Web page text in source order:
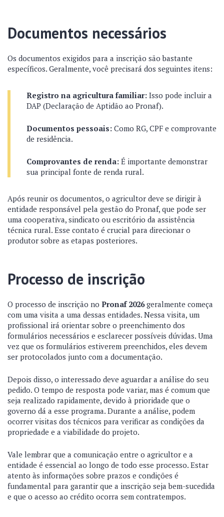
Documentos necessários
Os documentos exigidos para a inscrição são bastante
específicos. Geralmente, você precisará dos seguintes itens:
Registro na agricultura familiar: Isso pode incluir a
DAP (Declaração de Aptidão ao Pronaf).
Documentos pessoais: Como RG, CPF e comprovante
de residência.
Comprovantes de renda: É importante demonstrar
sua principal fonte de renda rural.
Após reunir os documentos, o agricultor deve se dirigir à
entidade responsável pela gestão do Pronaf, que pode ser
uma cooperativa, sindicato ou escritório da assistência
técnica rural. Esse contato é crucial para direcionar o
produtor sobre as etapas posteriores.
Processo de inscrição
O processo de inscrição no Pronaf 2026geralmente começa
com uma visita a uma dessas entidades. Nessa visita, um
profissional irá orientar sobre o preenchimento dos
formulários necessários e esclarecer possíveis dúvidas. Uma
vez que os formulários estiverem preenchidos, eles devem
ser protocolados junto com a documentação.
Depois disso, o interessado deve aguardar a análise do seu
pedido. O tempo de resposta pode variar, mas é comum que
seja realizado rapidamente, devido à prioridade que o
governo dá a esse programa. Durante a análise, podem
ocorrer visitas dos técnicos para verificar as condições da
propriedade e a viabilidade do projeto.
Vale lembrar que a comunicação entre o agricultor e a
entidade é essencial ao longo de todo esse processo. Estar
atento às informações sobre prazos e condições é
fundamental para garantir que a inscrição seja bem-sucedida
e que o acesso ao crédito ocorra sem contratempos.